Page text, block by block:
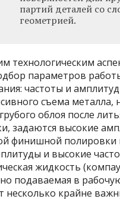
партий деталей со
геометрией.
технологическим
параметров
частоты и
съема металла,
облоя после
задаются высокие
финишной полировки
и высокие
жидкость
подаваемая в
несколько крайне